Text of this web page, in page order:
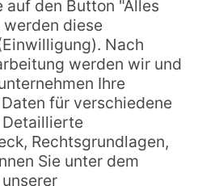
zwei Artikel
Wanderwege“
Tasmanien und
haben,
auf den eigentlichen
ihnen den Gold
Queensland und
Grenze zu New